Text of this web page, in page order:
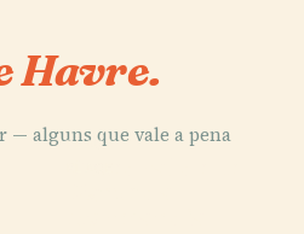
Havre.
— alguns que vale a pena
PLACE